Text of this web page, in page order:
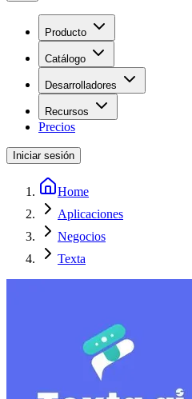
Producto
Catálogo
Desarrolladores
Recursos
Precios
Iniciar sesión
Home
Aplicaciones
Negocios
Texta